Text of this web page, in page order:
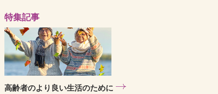
特集記事
高齢者のより良い生活のために